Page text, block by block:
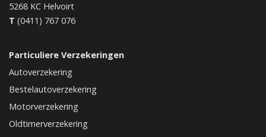
5268 KC Helvoirt
T (0411) 767 076
Particuliere Verzekeringen
Autoverzekering
Bestelautoverzekering
Motorverzekering
Oldtimerverzekering